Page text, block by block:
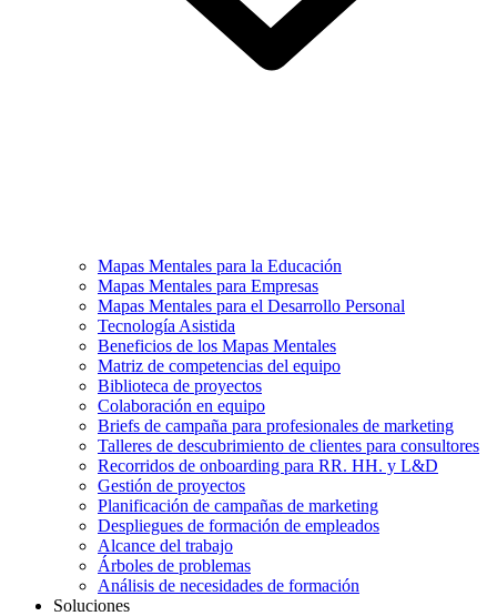
Mapas Mentales para la Educación
Mapas Mentales para Empresas
Mapas Mentales para el Desarrollo Personal
Tecnología Asistida
Beneficios de los Mapas Mentales
Matriz de competencias del equipo
Biblioteca de proyectos
Colaboración en equipo
Briefs de campaña para profesionales de marketing
Talleres de descubrimiento de clientes para consultores
Recorridos de onboarding para RR. HH. y L&D
Gestión de proyectos
Planificación de campañas de marketing
Despliegues de formación de empleados
Alcance del trabajo
Árboles de problemas
Análisis de necesidades de formación
Soluciones